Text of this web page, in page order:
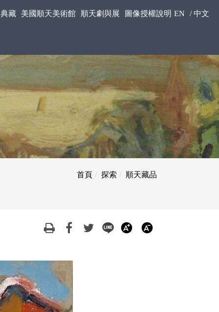
藏 美國順天美術館 順天劇與展 圖像授權說明 EN / 中文
首頁 探索 順天藏品